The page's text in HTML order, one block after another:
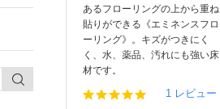
あるフローリングの上から重ね
貼りができる《エミネンスフロ
ーリング》。キズがつきにく
く、水、薬品、汚れにも強い床
材です。
5.
1 レビュー